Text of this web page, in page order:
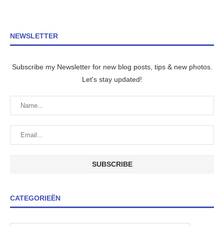
NEWSLETTER
Subscribe my Newsletter for new blog posts, tips & new photos.
Let's stay updated!
CATEGORIEËN